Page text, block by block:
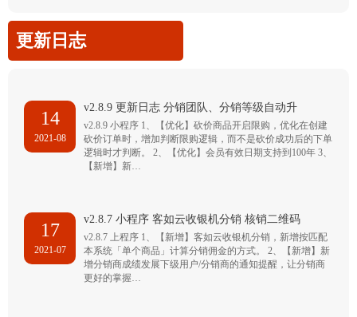
更新日志
14
2021-08
v2.8.9 更新日志 分销团队、分销等级自动升
v2.8.9 小程序 1、【优化】砍价商品开启限购，优化在创建
砍价订单时，增加判断限购逻辑，而不是砍价成功后的下单
逻辑时才判断。 2、【优化】会员有效日期支持到100年 3、
【新增】新…
17
2021-07
v2.8.7 小程序 客如云收银机分销 核销二维码
v2.8.7 上程序 1、【新增】客如云收银机分销，新增按匹配
本系统「单个商品」计算分销佣金的方式。 2、【新增】新
增分销商成绩发展下级用户/分销商的通知提醒，让分销商
更好的掌握…